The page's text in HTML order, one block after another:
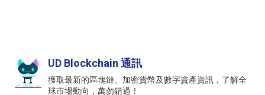
UD Blockchain 通訊
獲取最新的區塊鏈、加密貨幣及數字資產資訊，了解全
球市場動向，萬勿錯過！